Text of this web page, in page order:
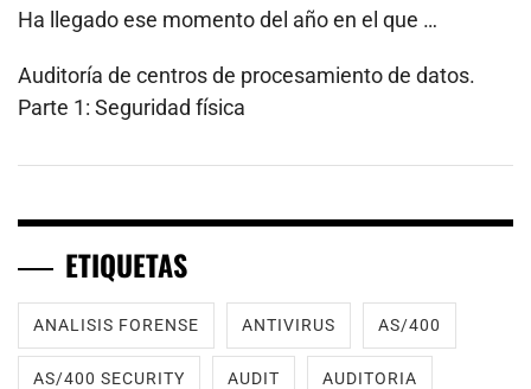
Ha llegado ese momento del año en el que …
Auditoría de centros de procesamiento de datos.
Parte 1: Seguridad física
ETIQUETAS
ANALISIS FORENSE ANTIVIRUS AS/400
AS/400 SECURITY AUDIT AUDITORIA